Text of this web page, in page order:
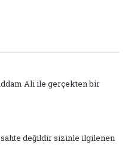
Ali ile gerçekten bir
değildir sizinle ilgilenen